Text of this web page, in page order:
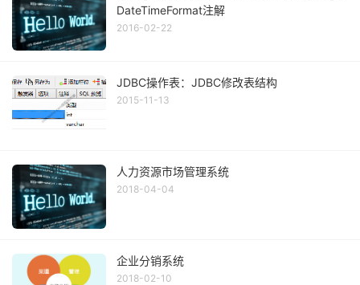
DateTimeFormat注解
2016-02-22
JDBC操作表：JDBC修改表结构
2015-11-13
人力资源市场管理系统
2018-04-04
企业分销系统
2018-02-10